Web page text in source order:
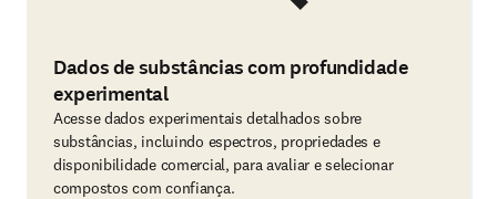
Dados de substâncias com profundidade
experimental
Acesse dados experimentais detalhados sobre
substâncias, incluindo espectros, propriedades e
disponibilidade comercial, para avaliar e selecionar
compostos com confiança.